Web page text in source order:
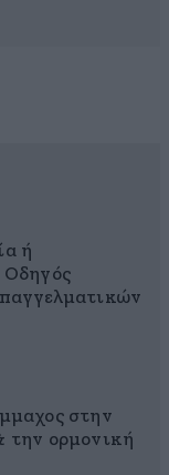
ή
Οδηγός
στην
την ορμονική